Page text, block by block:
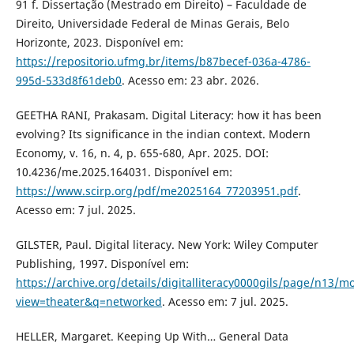
91 f. Dissertação (Mestrado em Direito) – Faculdade de
Direito, Universidade Federal de Minas Gerais, Belo
Horizonte, 2023. Disponível em:
https://repositorio.ufmg.br/items/b87becef-036a-4786-
995d-533d8f61deb0. Acesso em: 23 abr. 2026.
GEETHA RANI, Prakasam. Digital Literacy: how it has been
evolving? Its significance in the indian context. Modern
Economy, v. 16, n. 4, p. 655-680, Apr. 2025. DOI:
10.4236/me.2025.164031. Disponível em:
https://www.scirp.org/pdf/me2025164_77203951.pdf.
Acesso em: 7 jul. 2025.
GILSTER, Paul. Digital literacy. New York: Wiley Computer
Publishing, 1997. Disponível em:
https://archive.org/details/digitalliteracy0000gils/page/n13/
view=theater&q=networked. Acesso em: 7 jul. 2025.
HELLER, Margaret. Keeping Up With… General Data